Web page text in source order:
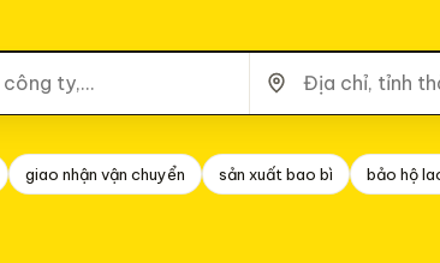
giao nhận vận chuyển sản xuất bao bì bảo hộ